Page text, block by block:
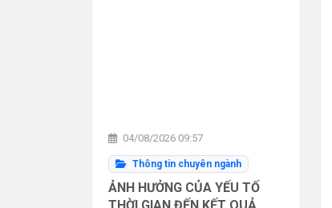
04/08/2026 09:57
Thông tin chuyên ngành
ẢNH HƯỞNG CỦA YẾU TỐ